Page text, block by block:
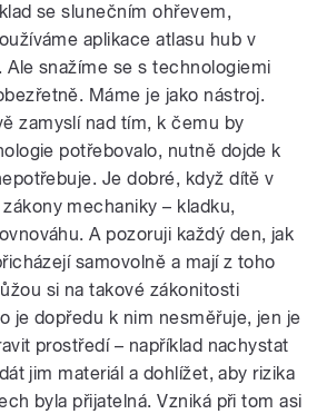
se slunečním ohřevem,
aplikace atlasu hub v
snažíme se s technologiemi
Máme je jako nástroj.
zamyslí nad tím, k čemu by
potřebovalo, nutně dojde k
Je dobré, když dítě v
mechaniky – kladku,
A pozoruji každý den, jak
samovolně a mají z toho
si na takové zákonitosti
je dopředu k nim nesměřuje, jen je
prostředí – například nachystat
jim materiál a dohlížet, aby rizika
byla přijatelná. Vzniká při tom asi